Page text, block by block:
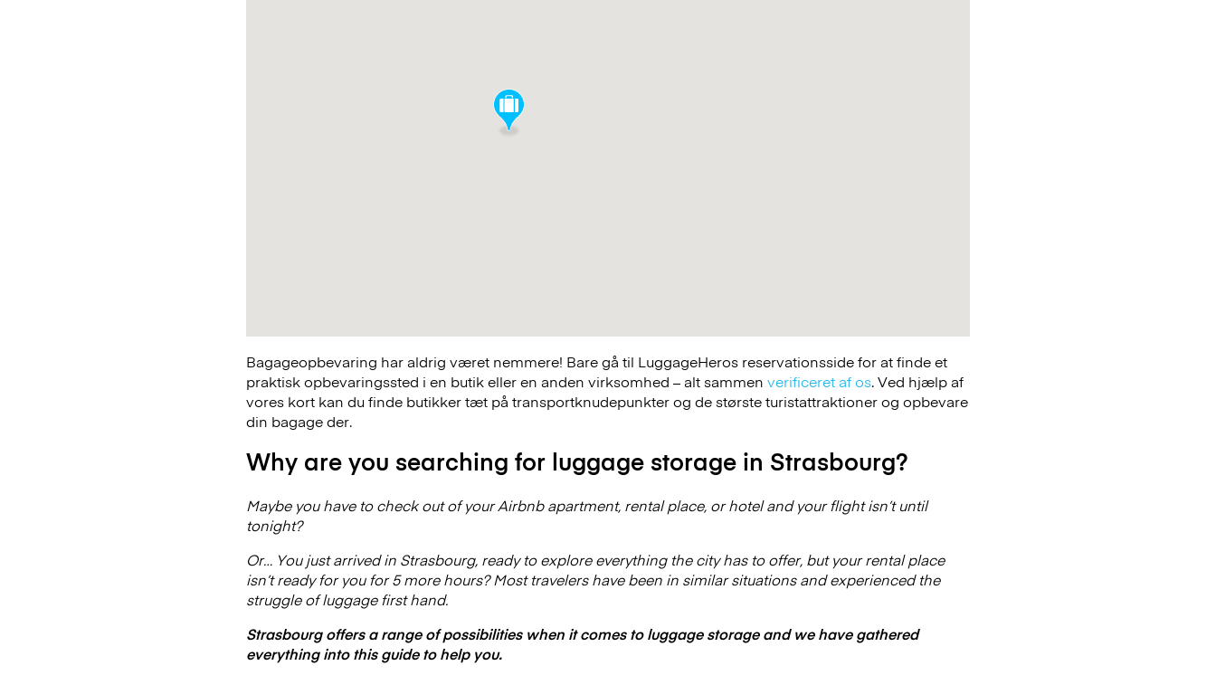
Bagageopbevaring har aldrig været nemmere! Bare gå til LuggageHeros reservationsside for at finde et
praktisk opbevaringssted i en butik eller en anden virksomhed – alt sammen verificeret af os. Ved hjælp af
vores kort kan du finde butikker tæt på transportknudepunkter og de største turistattraktioner og opbevare
din bagage der.
Why are you searching for luggage storage in Strasbourg?
Maybe you have to check out of your Airbnb apartment, rental place, or hotel and your flight isn’t until
tonight?
Or… You just arrived in Strasbourg, ready to explore everything the city has to offer, but your rental place
isn’t ready for you for 5 more hours? Most travelers have been in similar situations and experienced the
struggle of luggage first hand.
Strasbourg offers a range of possibilities when it comes to luggage storage and we have gathered
everything into this guide to help you.